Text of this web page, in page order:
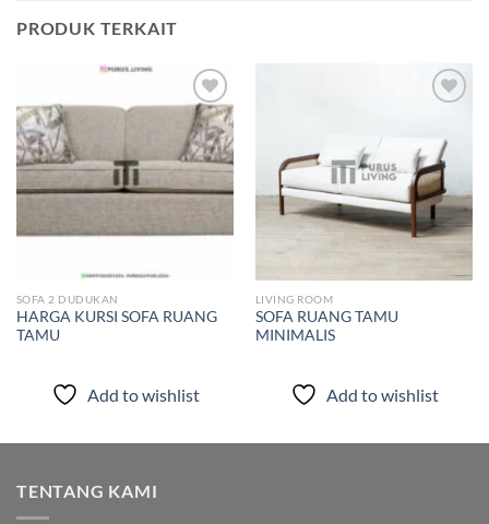
PRODUK TERKAIT
Add to
wishlist
SOFA 2 DUDUKAN
HARGA KURSI SOFA RUANG
TAMU
Add to wishlist
Add to
wishlist
LIVING ROOM
SOFA RUANG TAMU
MINIMALIS
Add to wishlist
TENTANG KAMI